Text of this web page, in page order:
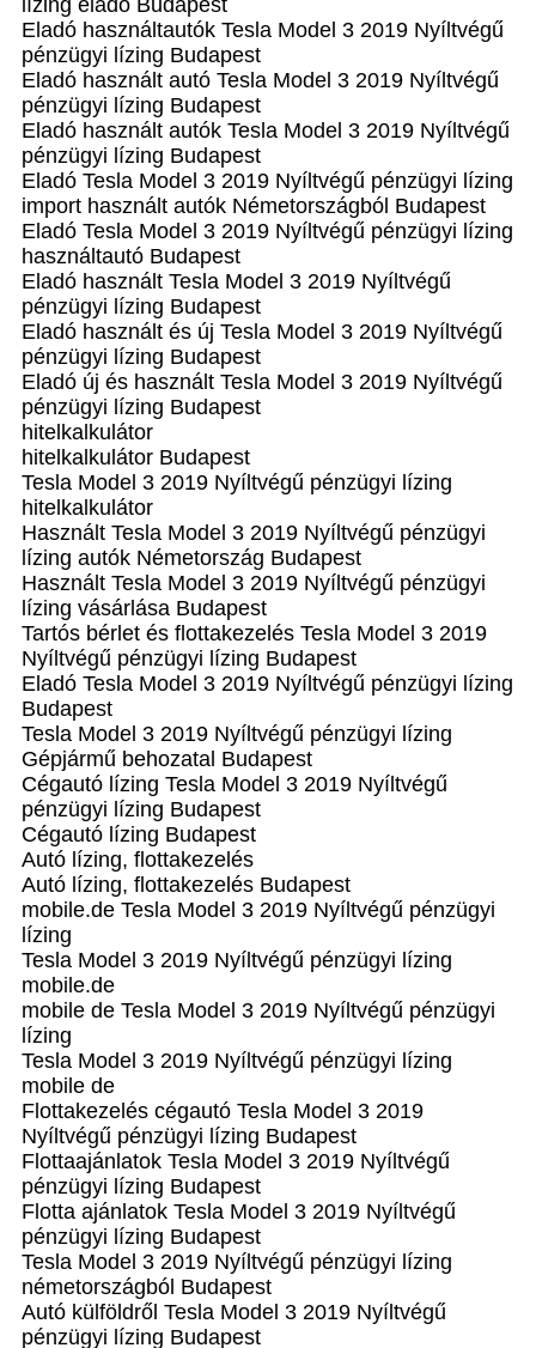
lízing eladó Budapest
Eladó használtautók Tesla Model 3 2019 Nyíltvégű
pénzügyi lízing Budapest
Eladó használt autó Tesla Model 3 2019 Nyíltvégű
pénzügyi lízing Budapest
Eladó használt autók Tesla Model 3 2019 Nyíltvégű
pénzügyi lízing Budapest
Eladó Tesla Model 3 2019 Nyíltvégű pénzügyi lízing
import használt autók Németországból Budapest
Eladó Tesla Model 3 2019 Nyíltvégű pénzügyi lízing
használtautó Budapest
Eladó használt Tesla Model 3 2019 Nyíltvégű
pénzügyi lízing Budapest
Eladó használt és új Tesla Model 3 2019 Nyíltvégű
pénzügyi lízing Budapest
Eladó új és használt Tesla Model 3 2019 Nyíltvégű
pénzügyi lízing Budapest
hitelkalkulátor
hitelkalkulátor Budapest
Tesla Model 3 2019 Nyíltvégű pénzügyi lízing
hitelkalkulátor
Használt Tesla Model 3 2019 Nyíltvégű pénzügyi
lízing autók Németország Budapest
Használt Tesla Model 3 2019 Nyíltvégű pénzügyi
lízing vásárlása Budapest
Tartós bérlet és flottakezelés Tesla Model 3 2019
Nyíltvégű pénzügyi lízing Budapest
Eladó Tesla Model 3 2019 Nyíltvégű pénzügyi lízing
Budapest
Tesla Model 3 2019 Nyíltvégű pénzügyi lízing
Gépjármű behozatal‎ Budapest
Cégautó lízing Tesla Model 3 2019 Nyíltvégű
pénzügyi lízing Budapest
Cégautó lízing Budapest
Autó lízing, flottakezelés
Autó lízing, flottakezelés Budapest
mobile.de Tesla Model 3 2019 Nyíltvégű pénzügyi
lízing
Tesla Model 3 2019 Nyíltvégű pénzügyi lízing
mobile.de
mobile de Tesla Model 3 2019 Nyíltvégű pénzügyi
lízing
Tesla Model 3 2019 Nyíltvégű pénzügyi lízing
mobile de
Flottakezelés cégautó Tesla Model 3 2019
Nyíltvégű pénzügyi lízing Budapest
Flottaajánlatok Tesla Model 3 2019 Nyíltvégű
pénzügyi lízing Budapest
Flotta ajánlatok Tesla Model 3 2019 Nyíltvégű
pénzügyi lízing Budapest
Tesla Model 3 2019 Nyíltvégű pénzügyi lízing
németországból Budapest
Autó külföldről Tesla Model 3 2019 Nyíltvégű
pénzügyi lízing Budapest